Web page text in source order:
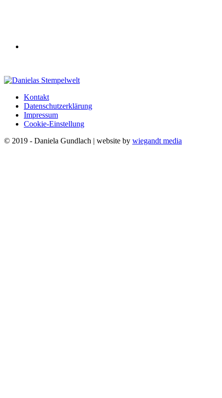
Kontakt
Datenschutzerklärung
Impressum
Cookie-Einstellung
© 2019 - Daniela Gundlach | website by wiegandt media